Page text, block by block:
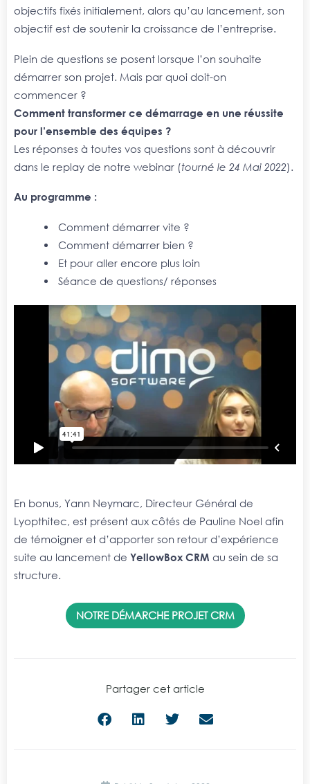
objectifs fixés initialement, alors qu’au lancement, son
objectif est de soutenir la croissance de l’entreprise.
Plein de questions se posent lorsque l’on souhaite
démarrer son projet. Mais par quoi doit-on
commencer ?
Comment transformer ce démarrage en une réussite
pour l’ensemble des équipes ?
Les réponses à toutes vos questions sont à découvrir
dans le replay de notre webinar (tourné le 24 Mai 2022).
Au programme :
Comment démarrer vite ?
Comment démarrer bien ?
Et pour aller encore plus loin
Séance de questions/ réponses
En bonus, Yann Neymarc, Directeur Général de
Lyopthitec, est présent aux côtés de Pauline Noel afin
de témoigner et d’apporter son retour d’expérience
suite au lancement de YellowBox CRM au sein de sa
structure.
NOTRE DÉMARCHE PROJET CRM
Partager cet article